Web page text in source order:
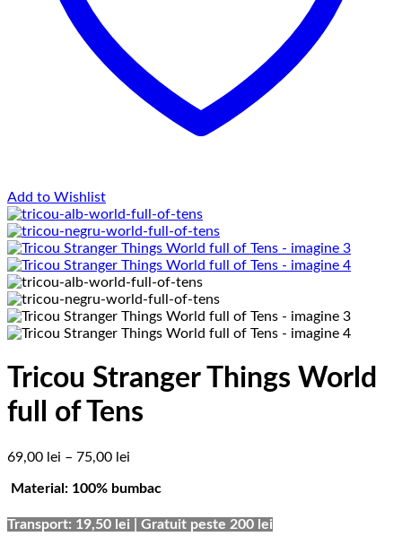
Add to Wishlist
Tricou Stranger Things World
full of Tens
69,00 lei – 75,00 lei
prețuri:
până
Material: 100% bumbac
Transport: 19,50 lei | Gratuit peste 200 lei